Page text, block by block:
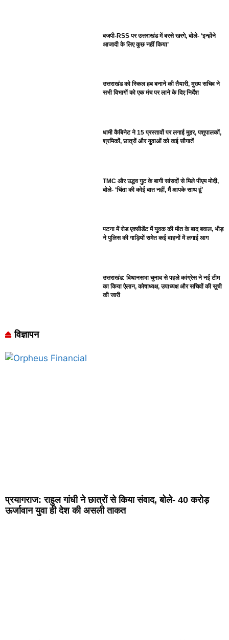
बजपी-RSS पर उत्तराखंड में बरसे खरगे, बोले- ‘इन्होंने
आजादी के लिए कुछ नहीं किया’
उत्तराखंड को स्किल हब बनाने की तैयारी, मुख्य सचिव ने
सभी विभागों को एक मंच पर लाने के दिए निर्देश
धामी कैबिनेट ने 15 प्रस्तावों पर लगाई मुहर, पशुपालकों,
श्रमिकों, छात्रों और युवाओं को कई सौगातें
TMC और उद्धव गुट के बागी सांसदों से मिले पीएम मोदी,
बोले- ‘चिंता की कोई बात नहीं, मैं आपके साथ हूं’
पटना में रोड एक्सीडेंट में युवक की मौत के बाद बवाल, भीड़
ने पुलिस की गाड़ियों समेत कई वाहनों में लगाई आग
उत्तराखंड: विधानसभा चुनाव से पहले कांग्रेस ने नई टीम
का किया ऐलान, कोषाध्यक्ष, उपाध्यक्ष और सचिवों की सूची
की जारी
विज्ञापन
प्रयागराज: राहुल गांधी ने छात्रों से किया संवाद, बोले- 40 करोड़
ऊर्जावान युवा ही देश की असली ताकत